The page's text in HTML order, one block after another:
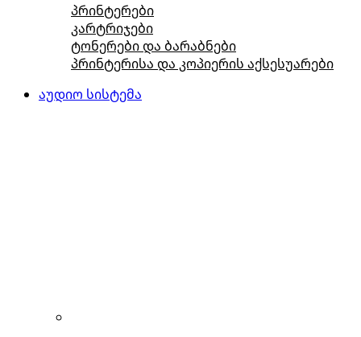
პრინტერები
კარტრიჯები
ტონერები და ბარაბნები
პრინტერისა და კოპიერის აქსესუარები
აუდიო სისტემა